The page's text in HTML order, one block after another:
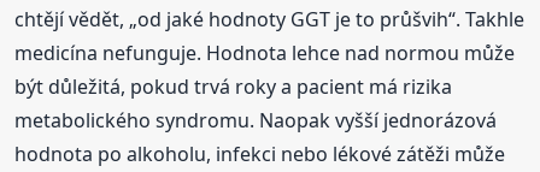
chtějí vědět, „od jaké hodnoty GGT je to průšvih“. Takhle
medicína nefunguje. Hodnota lehce nad normou může
být důležitá, pokud trvá roky a pacient má rizika
metabolického syndromu. Naopak vyšší jednorázová
hodnota po alkoholu, infekci nebo lékové zátěži může